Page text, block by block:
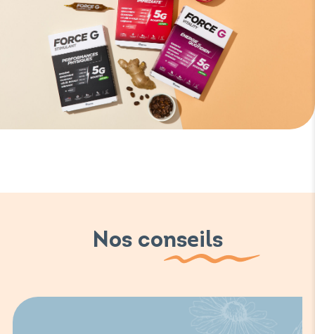
Nos conseils